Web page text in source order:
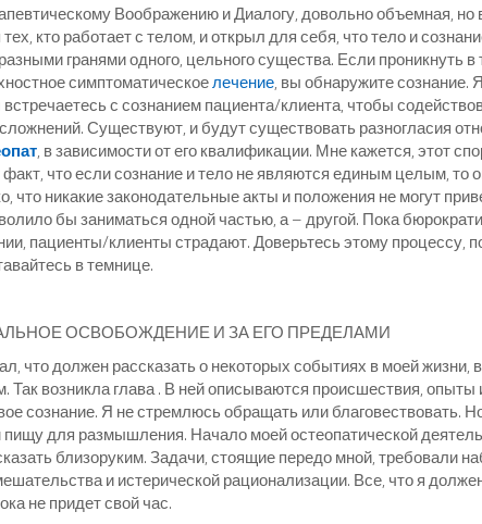
Воображению и Диалогу, довольно объемная,
кто работает с телом, и открыл для себя, что тело и
гранями одного, цельного существа. Если проникнуть
симптоматическоелечение, вы обнаружите сознание.
с сознанием пациента/клиента, чтобы
Существуют, и будут существовать разногласия
, в зависимости от его квалификации. Мне кажется, этот
что если сознание и тело не являются единым целым, то
что никакие законодательные акты и положения не могут
бы заниматься одной частью, а – другой. Пока
пациенты/клиенты страдают. Доверьтесь этому процессу,
в темнице.
ОСВОБОЖДЕНИЕ И ЗА ЕГО ПРЕДЕЛАМИ
что должен рассказать о некоторых событиях в моей жизни,
Так возникла глава . В ней описываются происшествия,
сознание. Я не стремлюсь обращать или благовествовать.
для размышления. Начало моей остеопатической
близоруким. Задачи, стоящие передо мной, требовали
и истерической рационализации. Все, что я
не придет свой час.